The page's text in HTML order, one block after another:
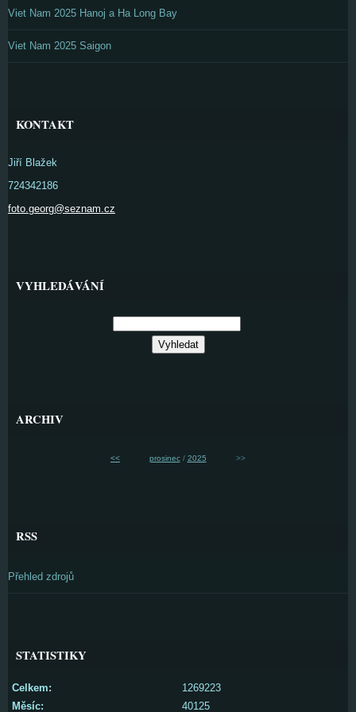
Viet Nam 2025 Hanoj a Ha Long Bay
Viet Nam 2025 Saigon
KONTAKT
Jiří Blažek
724342186
foto.georg@seznam.cz
VYHLEDÁVÁNÍ
ARCHIV
<< prosinec/ 2025 >>
RSS
Přehled zdrojů
STATISTIKY
Celkem:
1269223
Měsíc:
40125